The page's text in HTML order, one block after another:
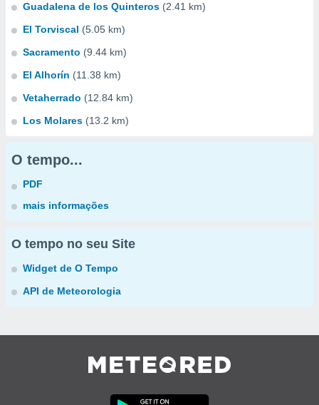
Guadalena de los Quinteros (2.41 km)
El Torviscal (5.05 km)
Sacramento (9.44 km)
El Alhorín (11.38 km)
Vetaherrado (12.84 km)
Los Molares (13.2 km)
O tempo...
PDF
mais informações
O tempo no seu Site
Widget de O Tempo
API de Meteorologia